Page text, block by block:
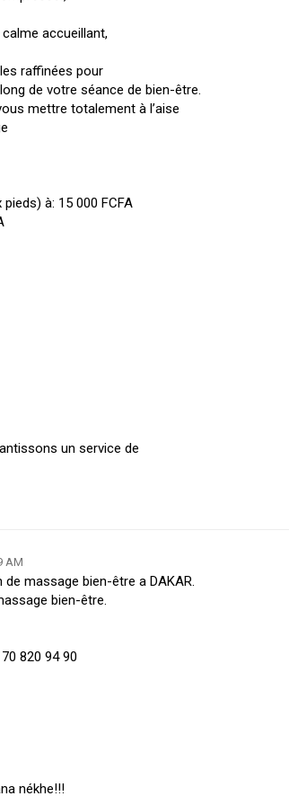
accueillant,
raffinées pour
de votre séance de bien-être.
mettre totalement à l’aise
à: 15 000 FCFA
un service de
AM
de massage bien-être a DAKAR.
bien-être.
820 94 90
nékhe!!!